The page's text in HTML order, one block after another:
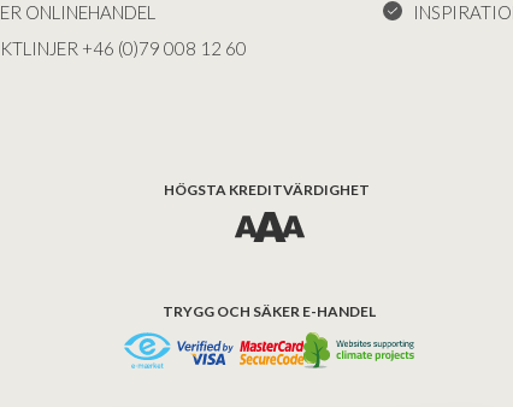
ONLINEHANDEL
+46 (0)79 008 12 60
HÖGSTA KREDITVÄRDIGHET
TRYGG OCH SÄKER E-HANDEL